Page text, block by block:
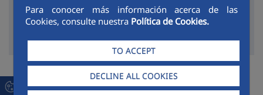
Para conocer más información acerca de las
Cookies, consulte nuestra Política de Cookies.
TO ACCEPT
DECLINE ALL COOKIES
Modify the value of select load another page